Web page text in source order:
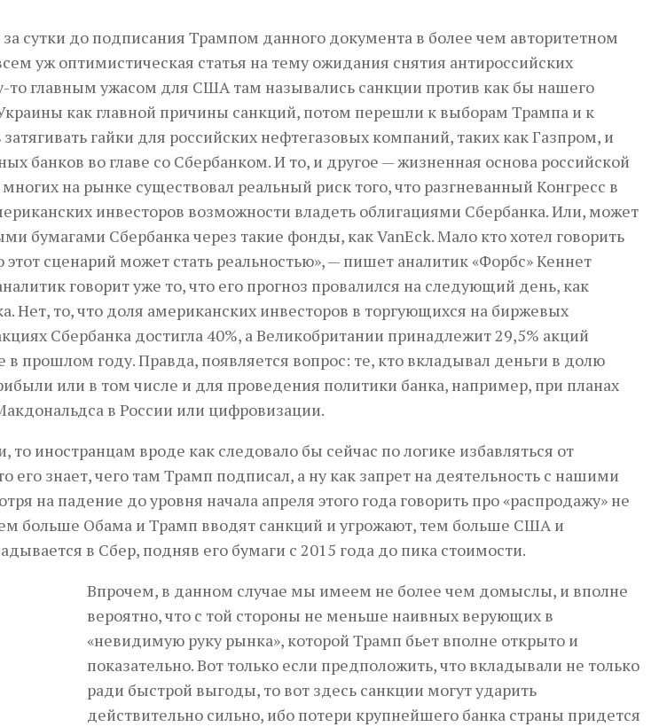
за сутки до подписания Трампом данного документа в более чем авторитетном
уж оптимистическая статья на тему ожидания снятия антироссийских
то главным ужасом для США там назывались санкции против как бы нашего
как главной причины санкций, потом перешли к выборам Трампа и к
гайки для российских нефтегазовых компаний, таких как Газпром, и
банков во главе со Сбербанком. И то, и другое — жизненная основа российской
на рынке существовал реальный риск того, что разгневанный Конгресс в
инвесторов возможности владеть облигациями Сбербанка. Или, может
бумагами Сбербанка через такие фонды, как VanEck. Мало кто хотел говорить
этот сценарий может стать реальностью», — пишет аналитик «Форбс» Кеннет
говорит уже то, что его прогноз провалился на следующий день, как
Нет, то, что доля американских инвесторов в торгующихся на биржевых
Сбербанка достигла 40%, а Великобритании принадлежит 29,5% акций
в прошлом году. Правда, появляется вопрос: те, кто вкладывал деньги в долю
или в том числе и для проведения политики банка, например, при планах
в России или цифровизации.
то иностранцам вроде как следовало бы сейчас по логике избавляться от
его знает, чего там Трамп подписал, а ну как запрет на деятельность с нашими
на падение до уровня начала апреля этого года говорить про «распродажу» не
больше Обама и Трамп вводят санкций и угрожают, тем больше США и
в Сбер, подняв его бумаги с 2015 года до пика стоимости.
Впрочем, в данном случае мы имеем не более чем домыслы, и вполне
вероятно, что с той стороны не меньше наивных верующих в
«невидимую руку рынка», которой Трамп бьет вполне открыто и
показательно. Вот только если предположить, что вкладывали не только
ради быстрой выгоды, то вот здесь санкции могут ударить
действительно сильно, ибо потери крупнейшего банка страны придется